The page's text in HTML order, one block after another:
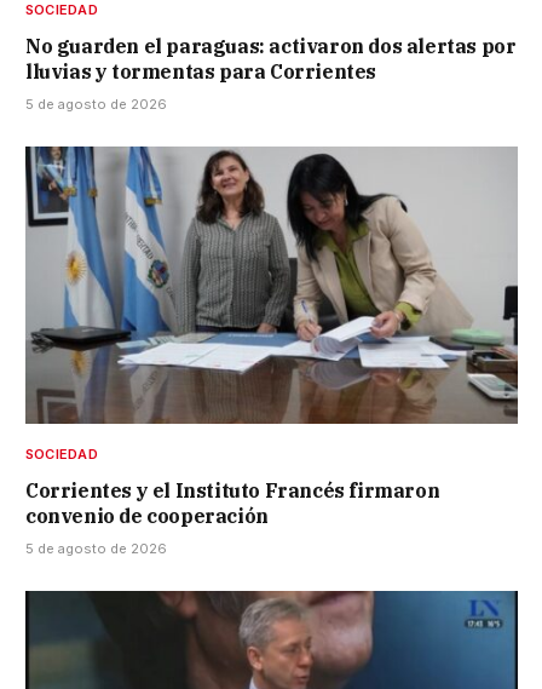
SOCIEDAD
No guarden el paraguas: activaron dos alertas por
lluvias y tormentas para Corrientes
5 de agosto de 2026
SOCIEDAD
Corrientes y el Instituto Francés firmaron
convenio de cooperación
5 de agosto de 2026